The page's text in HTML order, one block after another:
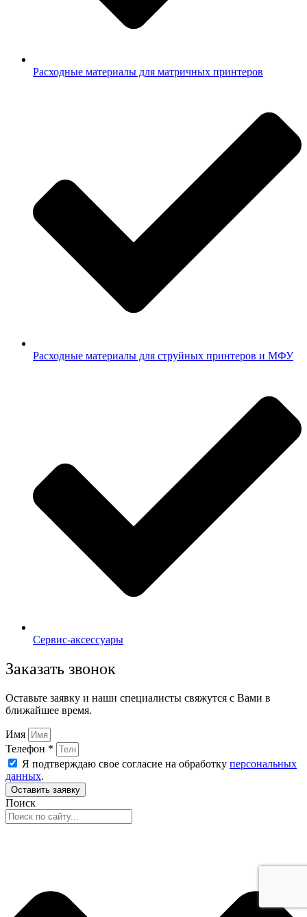
Расходные материалы для матричных принтеров
Расходные материалы для струйных принтеров и МФУ
Сервис-аксессуары
Заказать звонок
Оставьте заявку и наши специалисты свяжутся с Вами в
ближайшее время.
Имя
Телефон *
Я подтверждаю свое согласие на обработку персональных
данных.
Оставить заявку
Поиск